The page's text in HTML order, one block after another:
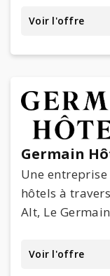
Voir l'offre
Germain
Une
hôtels à
Alt, Le
Voir l'offre